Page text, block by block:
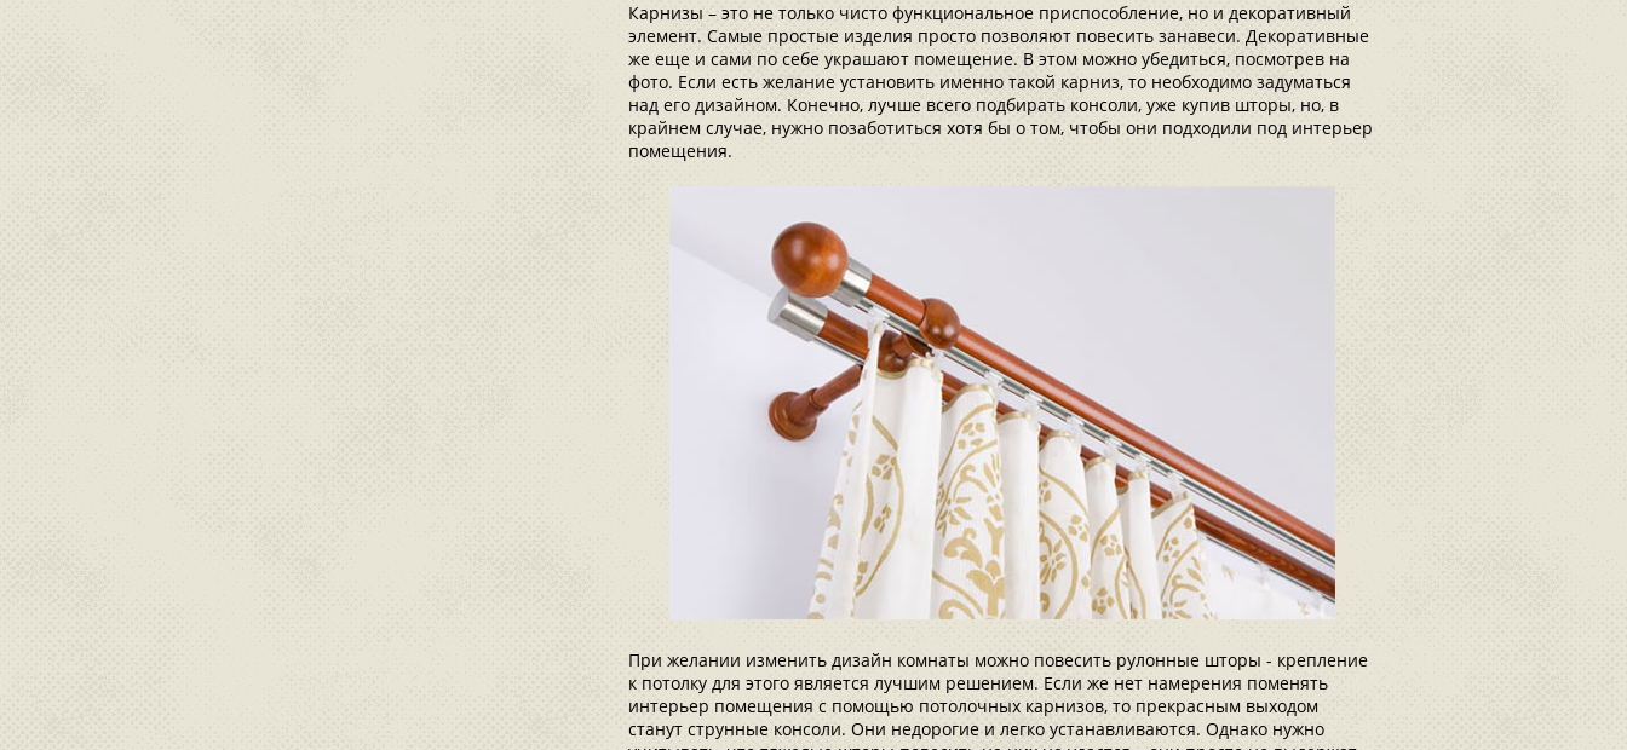
Карнизы – это не только чисто функциональное приспособление, но и декоративный
элемент. Самые простые изделия просто позволяют повесить занавеси. Декоративные
же еще и сами по себе украшают помещение. В этом можно убедиться, посмотрев на
фото. Если есть желание установить именно такой карниз, то необходимо задуматься
над его дизайном. Конечно, лучше всего подбирать консоли, уже купив шторы, но, в
крайнем случае, нужно позаботиться хотя бы о том, чтобы они подходили под интерьер
помещения.
При желании изменить дизайн комнаты можно повесить рулонные шторы - крепление
к потолку для этого является лучшим решением. Если же нет намерения поменять
интерьер помещения с помощью потолочных карнизов, то прекрасным выходом
станут струнные консоли. Они недорогие и легко устанавливаются. Однако нужно